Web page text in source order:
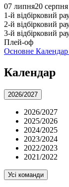
07 липня20 серпня
1-й відбірковий
2-й відбірковий
3-й відбірковий
Плей-оф
Основне Календар
Календар
2026/2027
2026/2027
2025/2026
2024/2025
2023/2024
2022/2023
2021/2022
Усі команди